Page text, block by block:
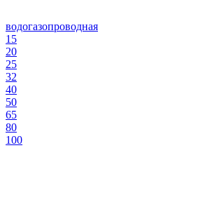
водогазопроводная
15
20
25
32
40
50
65
80
100